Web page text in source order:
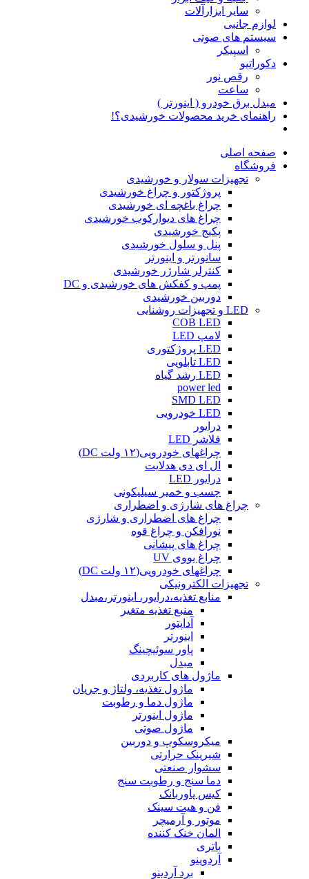
سایر ابزارآلات
لوازم جانبی
سیستم های صوتی
اسپیکر
دکوراتیو
رقص نور
ساعت
مبدل برق خودرو ( اینورتر )
راهنمای خرید محصولات خورشیدی؟!
صفحه اصلی
فروشگاه
تجهیزات سولار و خورشیدی
پروژکتور و چراغ خورشیدی
چراغ باغچه ای خورشیدی
چراغ های دیوارکوب خورشیدی
پکیج خورشیدی
پنل و سلول خورشیدی
سانورتر و اینورتر
کنترلر شارژر خورشیدی
پمپ و کفکش های خورشیدی و DC
دوربین خورشیدی
LED و تجهیزات روشنایی
COB LED
لامپ LED
LED پروژکتوری
LED تابلویی
LED رشد گیاه
power led
SMD LED
LED خودرویی
درایور
فلاشر LED
چراغهای خودرویی(۱۲ ولت DC)
ال ای دی هدلایت
درایور LED
چسب و خمیر سیلیکونی
چراغ های شارژی و اضطراری
چراغ های اضطراری و شارژی
نورافکن و چراغ قوه
چراغ های پیشانی
چراغ یووی UV
چراغهای خودرویی(۱۲ ولت DC)
تجهیزات الکترونیکی
منابع تغذیه،درایور، اینورتر،مبدل
منبع تغذیه متغیر
آداپتور
اینورتر
پاور سوئیچینگ
مبدل
ماژول های کاربردی
ماژول تغذیه، ولتاژ و جریان
ماژول دما و رطوبت
ماژول اینورتر
ماژول صوتی
میکروسکوپ و دوربین
شیرینک حرارتی
سشوار صنعتی
دما سنج و رطوبت سنج
کیس پاوربانک
فن و هیت سینک
موتور و آرمیچر
المان خنک کننده
باتری
آردوینو
برد آردینو